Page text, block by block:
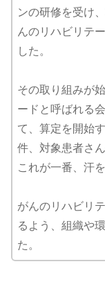
ンの研修を受け
んのリハビリテ
した。
その取り組みが
ードと呼ばれる
て、算定を開始
件、対象患者さ
これが一番、汗
がんのリハビリ
るよう、組織や
た。